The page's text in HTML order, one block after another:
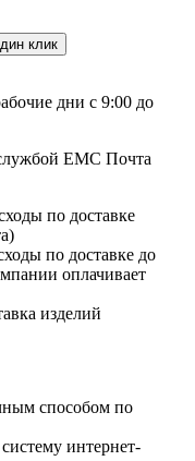
клик
дни с 9:00 до
службой ЕМС Почта
по доставке
по доставке до
оплачивает
изделий
способом по
интернет-